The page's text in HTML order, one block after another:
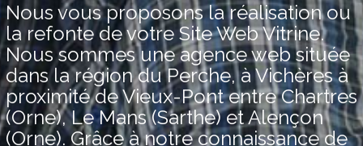
Nous vous proposons la réalisation ou
la refonte de votre Site Web Vitrine.
Nous sommes une agence web située
dans la région du Perche, à Vichères à
proximité de Vieux-Pont entre Chartres
(Orne), Le Mans (Sarthe) et Alençon
(Orne). Grâce à notre connaissance de